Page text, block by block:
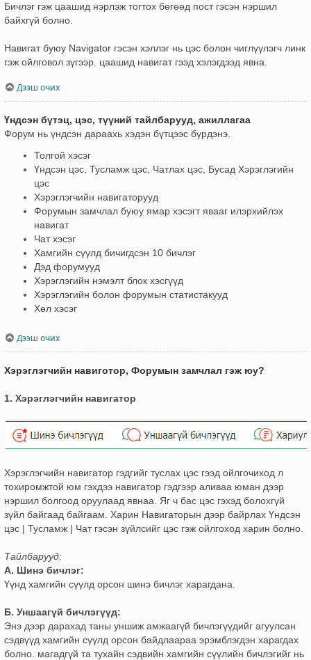
Бичлэг гэж цаашид нэрлэж тогтох бөгөөд пост гэсэн нэршил
байхгүй болно.
Навигат буюу Navigator гэсэн хэллэг нь цэс болон чиглүүлэгч линк
гэж ойлговол зүгээр. цаашид навигат гээд хэлэгдээд явна.
Дээш очих
Үндсэн бүтэц, цэс, түүний тайлбарууд, ажиллагаа
Форум нь үндсэн дараахь хэдэн бүтцээс бүрдэнэ.
Толгой хэсэг
Үндсэн цэс, Тусламж цэс, Чатлах цэс, Бусад Хэрэглэгийн
цэс
Хэрэглэгчийн навигаторууд
Форумын замчлал буюу ямар хэсэгт явааг илэрхийлэх
навигат
Чат хэсэг
Хамгийн сүүлд бичигдсэн 10 бичлэг
Дэд форумууд
Хэрэглэгийн нэмэлт блок хэсгүүд
Хэрэглэгийн болон форумын статистакууд
Хөл хэсэг
Дээш очих
Хэрэглэгчийн навиготор, Форумын замчлал гэж юу?
1. Хэрэглэгчийн навигатор
Хэрэглэгчийн навигатор гэдгийг туслах цэс гээд ойлгочиход л
тохиромжтой юм гэхдээ навигатор гэдгээр аливаа юман дээр
нэршил болгоод оруулаад явнаа. Яг ч бас цэс гэхэд болохгүй
зүйл байгаад байгаам. Харин Навигаторын дээр байрлах Үндсэн
цэс | Тусламж | Чат гэсэн зүйлсийг цэс гэж ойлгоход харин болно.
Тайлбарууд:
А. Шинэ бичлэг:
Үүнд хамгийн сүүлд орсон шинэ бичлэг харагдана.
Б. Уншаагүй бичлэгүүд:
Энэ дээр дарахад таны уншиж амжаагүй бичлэгүүдийг агуулсан
сэдвүүд хамгийн сүүлд орсон байдлаараа эрэмблэгдэн харагдах
болно. магадгүй та тухайн сэдвийн хамгийн сүүлийн бичлэгийг нь